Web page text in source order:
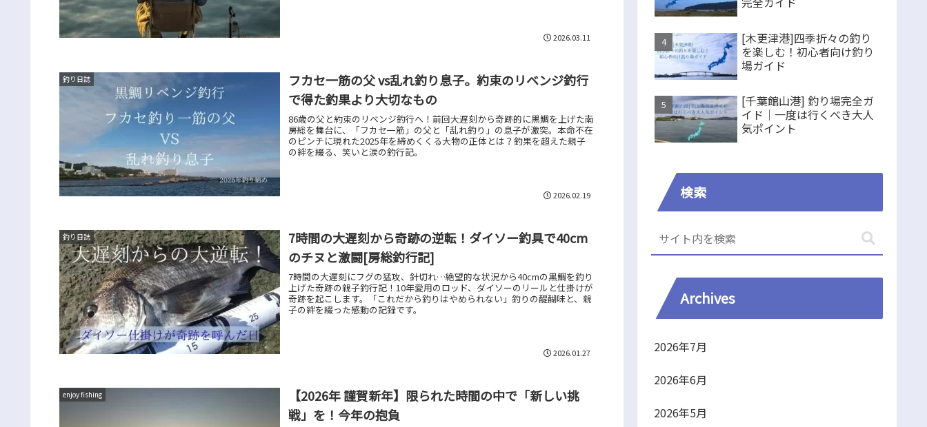
2026.03.11
釣り日誌
フカセ一筋の父 vs乱れ釣り息子。約束のリベンジ釣行
で得た釣果より大切なもの
86歳の父と約束のリベンジ釣行へ！前回大遅刻から奇跡的に黒鯛を上げた南
房総を舞台に、「フカセ一筋」の父と「乱れ釣り」の息子が激突。本命不在
のピンチに現れた2025年を締めくくる大物の正体とは？釣果を超えた親子
の絆を綴る、笑いと涙の釣行記。
2026.02.19
釣り日誌
7時間の大遅刻から奇跡の逆転！ダイソー釣具で40cm
のチヌと激闘[房総釣行記]
7時間の大遅刻にフグの猛攻、針切れ…絶望的な状況から40cmの黒鯛を釣り
上げた奇跡の親子釣行記！10年愛用のロッド、ダイソーのリールと仕掛けが
奇跡を起こします。「これだから釣りはやめられない」釣りの醍醐味と、親
子の絆を綴った感動の記録です。
2026.01.27
enjoy fishing
【2026年 謹賀新年】限られた時間の中で「新しい挑
戦」を！今年の抱負
[木更津港]四季折々の釣り
を楽しむ！初心者向け釣り
場ガイド
[千葉館山港] 釣り場完全ガ
イド｜一度は行くべき大人
気ポイント
検索
Archives
2026年7月
2026年6月
2026年5月